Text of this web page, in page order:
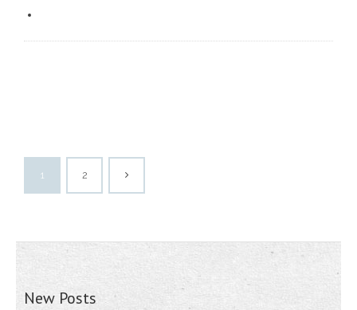
1 2
New Posts